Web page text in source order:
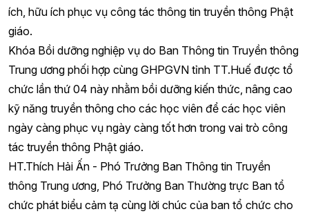
ích, hữu ích phục vụ công tác thông tin truyền thông Phật
giáo.
Khóa Bồi dưỡng nghiệp vụ do Ban Thông tin Truyền thông
Trung ương phối hợp cùng GHPGVN tỉnh TT.Huế được tổ
chức lần thứ 04 này nhằm bồi dưỡng kiến thức, nâng cao
kỹ năng truyền thông cho các học viên để các học viên
ngày càng phục vụ ngày càng tốt hơn trong vai trò công
tác truyền thông Phật giáo.
HT.Thích Hải Ấn - Phó Trưởng Ban Thông tin Truyền
thông Trung ương, Phó Trưởng Ban Thường trực Ban tổ
chức phát biểu cảm tạ cùng lời chúc của ban tổ chức cho